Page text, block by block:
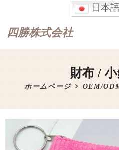
四勝株式会社
財布 /
ホームページ OEM/
日本